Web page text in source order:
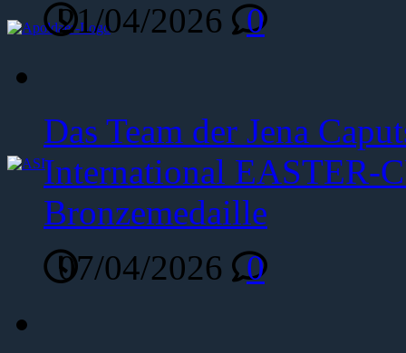
21/04/2026
0
Das Team der Jena
International EASTER-
Bronzemedaille
07/04/2026
0